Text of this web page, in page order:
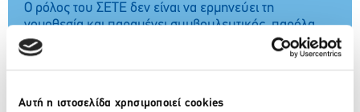
Αυτή η ιστοσελίδα χρησιμοποιεί cookies
Ο ρόλος του ΣΕΤΕ δεν είναι να ερμηνεύει τη
νομοθεσία και παραμένει συμβουλευτικός, παρόλα
αυτά συγκεντρώνουμε από όλες τις διαθέσιμες πηγές
τη σχετική πληροφορία, την επεξεργαζόμαστε και